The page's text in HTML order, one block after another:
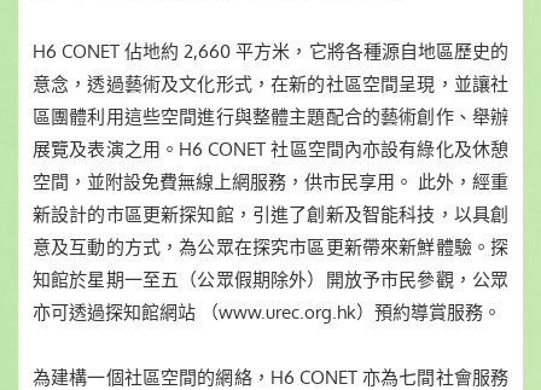
H6 CONET 佔地約 2,660 平方米，它將各種源自地區歷史的
意念，透過藝術及文化形式，在新的社區空間呈現，並讓社
區團體利用這些空間進行與整體主題配合的藝術創作、舉辦
展覽及表演之用。H6 CONET 社區空間內亦設有綠化及休憩
空間，並附設免費無線上網服務，供市民享用。 此外，經重
新設計的市區更新探知館，引進了創新及智能科技，以具創
意及互動的方式，為公眾在探究市區更新帶來新鮮體驗。探
知館於星期一至五（公眾假期除外）開放予市民參觀，公眾
亦可透過探知館網站 （www.urec.org.hk）預約導賞服務。
為建構一個社區空間的網絡，H6 CONET 亦為七間社會服務